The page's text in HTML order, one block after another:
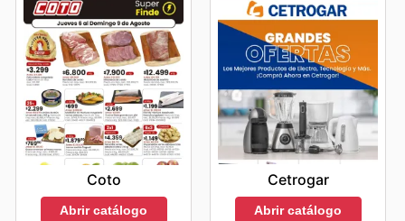
Coto
Abrir catálogo
Cetrogar
Abrir catálogo